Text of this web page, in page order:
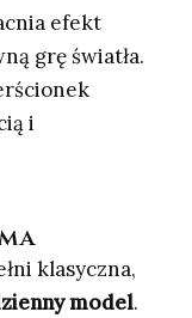
efekt
grę światła.
i
klasyczna,
model.